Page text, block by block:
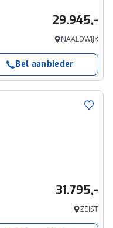
29.945,-
NAALDWIJK
Bel aanbieder
31.795,-
ZEIST